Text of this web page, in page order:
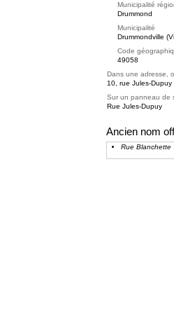
Municipalité
Drummond
Municipalité
Drummondville
Code
49058
Dans une adresse,
10, rue Jules-Dupuy
Sur un panneau de
Rue Jules-Dupuy
Ancien nom
Rue Blanchette